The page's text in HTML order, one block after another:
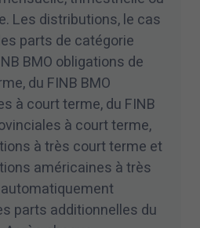
Les distributions, le cas
parts de catégorie
BMO obligations de
du FINB BMO
à court terme, du FINB
à court terme,
à très court terme et
américaines à très
parts additionnelles du